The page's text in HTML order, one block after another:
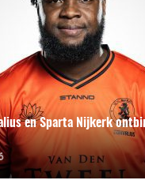
en Sparta Nijkerk